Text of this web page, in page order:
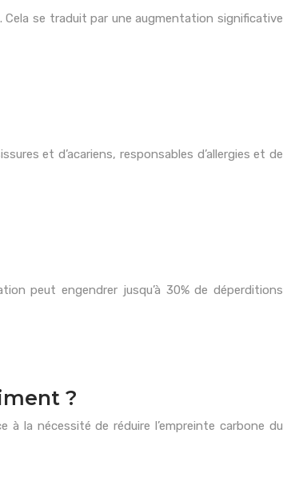
Cela se traduit par une augmentation significative
et d’acariens, responsables d’allergies et de
peut engendrer jusqu’à 30% de déperditions
?
la nécessité de réduire l’empreinte carbone du